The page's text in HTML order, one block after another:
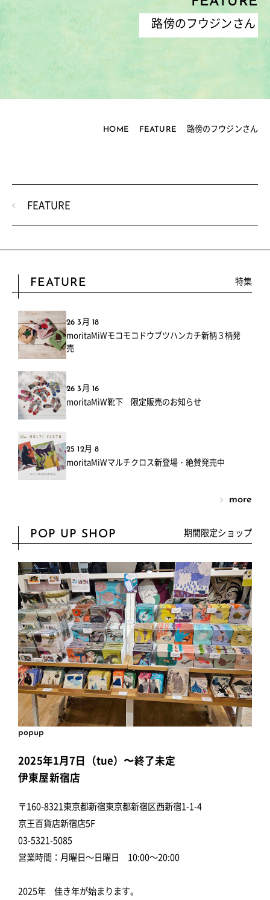
路傍のフウジンさん
HOME FEATURE 路傍のフウジンさん
FEATURE
FEATURE 特集
26 3月 18
moritaMiWモコモコドウブツハンカチ新柄３柄発
売
26 3月 16
moritaMiW靴下 限定販売のお知らせ
25 12月 8
moritaMiWマルチクロス新登場・絶賛発売中
more
POP UP SHOP 期間限定ショップ
popup
2025年1月7日（tue）〜終了未定
伊東屋新宿店
〒160-8321東京都新宿東京都新宿区西新宿1-1-4
京王百貨店新宿店5F
03-5321-5085
営業時間：月曜日～日曜日 10:00～20:00
2025年 佳き年が始まります。